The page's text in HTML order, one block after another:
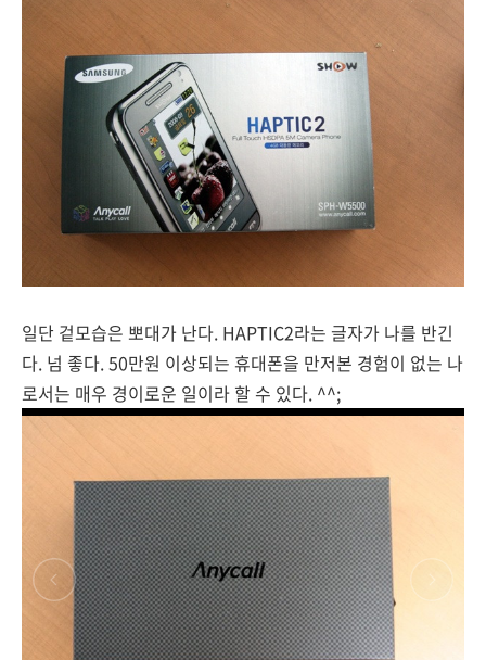
일단 겉모습은 뽀대가 난다. HAPTIC2라는 글자가 나를 반긴
다. 넘 좋다. 50만원 이상되는 휴대폰을 만저본 경험이 없는 나
로서는 매우 경이로운 일이라 할 수 있다. ^^;